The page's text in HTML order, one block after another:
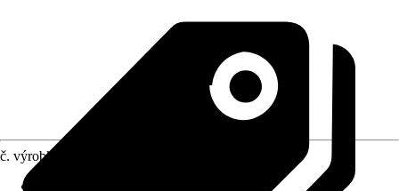
č. výrobku